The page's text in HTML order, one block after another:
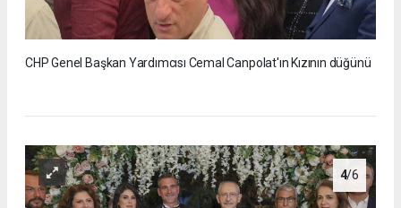
CHP Genel Başkan Yardımcısı Cemal Canpolat'ın Kızının düğünü
4/6